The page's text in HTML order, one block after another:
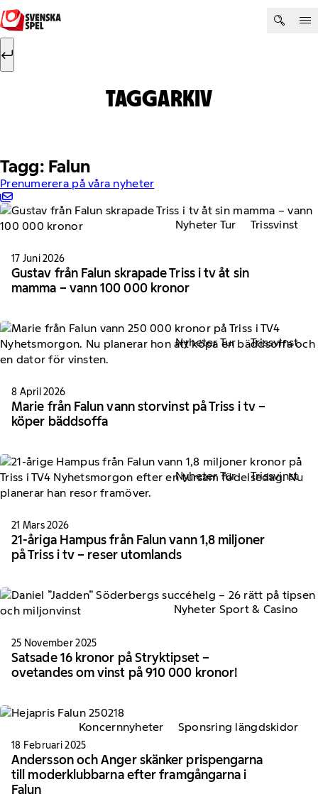
Hoppa till innehåll
Sök efter:
TAGGARKIV
Tagg: Falun
Prenumerera på våra nyheter
Nyheter Tur Trissvinst
17 Juni 2026
Gustav från Falun skrapade Triss i tv åt sin
mamma – vann 100 000 kronor
Nyheter Tur Trissvinst
8 April 2026
Marie från Falun vann storvinst på Triss i tv –
köper bäddsoffa
Nyheter Tur Trissvinst
21 Mars 2026
21-åriga Hampus från Falun vann 1,8 miljoner
på Triss i tv – reser utomlands
Nyheter Sport & Casino
25 November 2025
Satsade 16 kronor på Stryktipset –
ovetandes om vinst på 910 000 kronor!
Koncernnyheter Sponsring längdskidor
18 Februari 2025
Andersson och Anger skänker prispengarna
till moderklubbarna efter framgångarna i
Falun